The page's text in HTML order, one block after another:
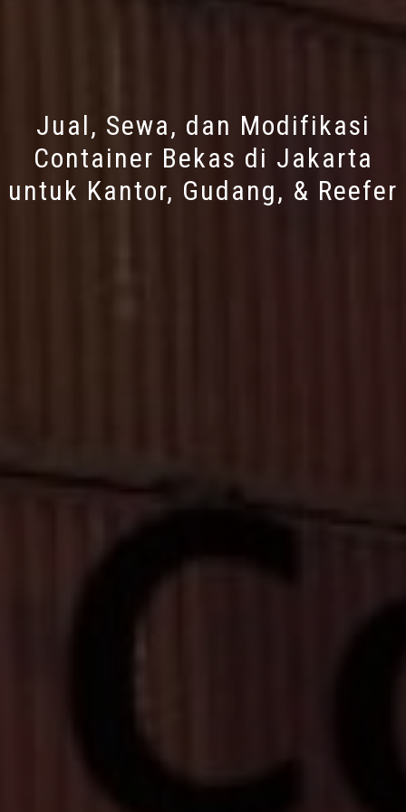
Jual, Sewa, dan Modifikasi
Container Bekas di Jakarta
untuk Kantor, Gudang, & Reefer